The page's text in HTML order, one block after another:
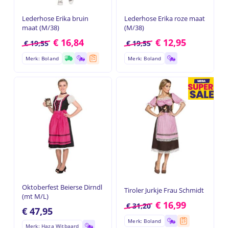
Lederhose Erika bruin
maat (M/38)
€19,55 € 16,84
Merk: Boland
Lederhose Erika roze maat
(M/38)
€19,55 € 12,95
Merk: Boland
Oktoberfest Beierse Dirndl
(mt M/L)
€47,95
Merk: Haza Witbaard
Tiroler Jurkje Frau Schmidt
€31,20 € 16,99
Merk: Boland